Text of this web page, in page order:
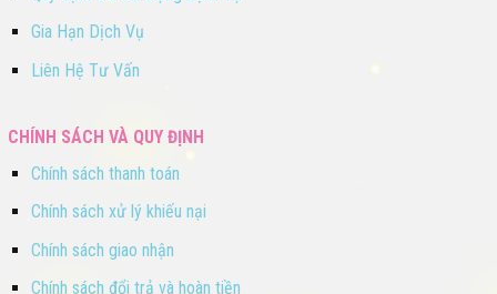
Gia Hạn Dịch Vụ
Liên Hệ Tư Vấn
CHÍNH SÁCH VÀ QUY ĐỊNH
Chính sách thanh toán
Chính sách xử lý khiếu nại
Chính sách giao nhận
Chính sách đổi trả và hoàn tiền